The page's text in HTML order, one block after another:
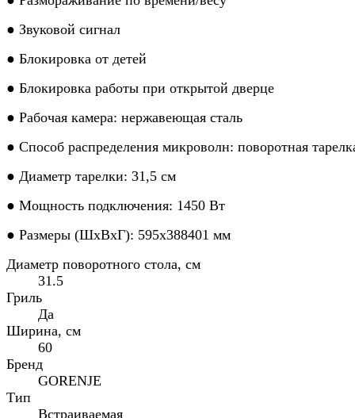
● Звуковой сигнал
● Блокировка от детей
● Блокировка работы при открытой дверце
● Рабочая камера: нержавеющая сталь
● Способ распределения микроволн: поворотная
● Диаметр тарелки: 31,5 см
● Мощность подключения: 1450 Вт
● Размеры (ШхВхГ): 595х388401 мм
Диаметр поворотного стола, см
31.5
Гриль
Да
Ширина, см
60
Бренд
GORENJE
Тип
Встраиваемая